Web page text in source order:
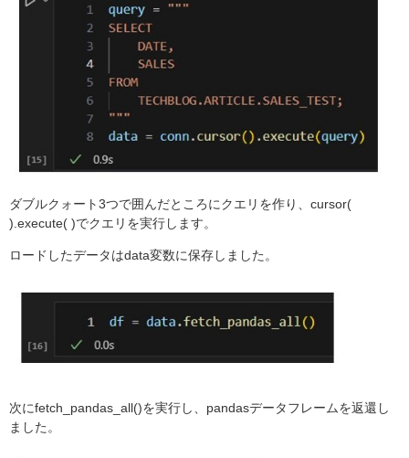
ダブルクォート3つで囲んだところにクエリを作り、cursor(
).execute( )でクエリを実行します。
ロードしたデータはdata変数に保存しました。
次にfetch_pandas_all()を実行し、pandasデータフレームを返還し
ました。